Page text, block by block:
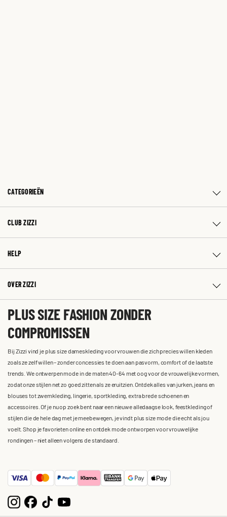
CATEGORIEËN
CLUB ZIZZI
HELP
OVER ZIZZI
PLUS SIZE FASHION ZONDER
COMPROMISSEN
Bij Zizzi vind je plus size dameskleding voor vrouwen die zich precies willen kleden
zoals ze zelf willen – zonder concessies te doen aan pasvorm, comfort of de laatste
trends. We ontwerpen mode in de maten 40-64 met oog voor de vrouwelijke vormen,
zodat onze stijlen net zo goed zitten als ze eruitzien. Ontdek alles van jurken, jeans en
blouses tot zwemkleding, lingerie, sportkleding, extra brede schoenen en
accessoires. Of je nu op zoek bent naar een nieuwe alledaagse look, feestkleding of
stijlen die de hele dag met je meebewegen, je vindt plus size mode die echt als jou
voelt. Shop je favorieten online en ontdek mode ontworpen voor vrouwelijke
rondingen – niet alleen volgens de standaard.